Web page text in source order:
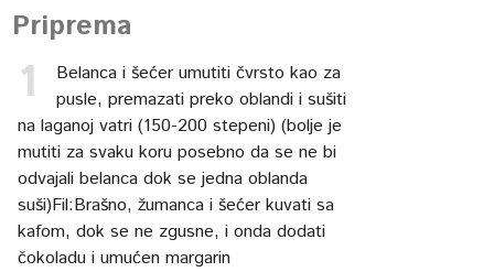
Priprema
Belanca i šećer umutiti čvrsto kao za
pusle, premazati preko oblandi i sušiti
na laganoj vatri (150-200 stepeni) (bolje je
mutiti za svaku koru posebno da se ne bi
odvajali belanca dok se jedna oblanda
suši)Fil:Brašno, žumanca i šećer kuvati sa
kafom, dok se ne zgusne, i onda dodati
čokoladu i umućen margarin